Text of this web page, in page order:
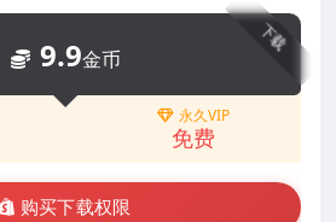
下载
9.9金币
永久VIP
免费
购买下载权限